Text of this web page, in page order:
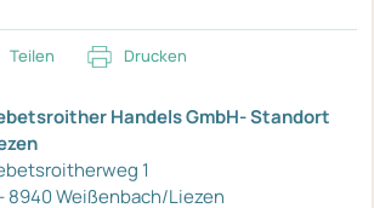
Teilen Drucken
Handels GmbH- Standort
1
8940 Weißenbach/Liezen